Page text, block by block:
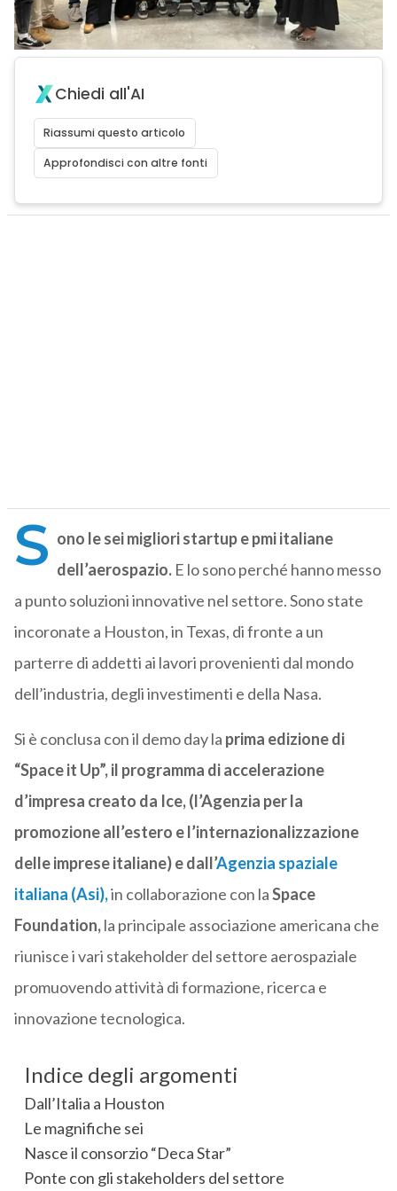
Chiedi all'AI
Riassumi questo articolo
Approfondisci con altre fonti
S ono le sei migliori startup e pmi italiane
dell’aerospazio. E lo sono perché hanno messo
a punto soluzioni innovative nel settore. Sono state
incoronate a Houston, in Texas, di fronte a un
parterre di addetti ai lavori provenienti dal mondo
dell’industria, degli investimenti e della Nasa.
Si è conclusa con il demo day la prima edizione di
“Space it Up”, il programma di accelerazione
d’impresa creato da Ice, (l’Agenzia per la
promozione all’estero e l’internazionalizzazione
delle imprese italiane) e dall’Agenzia spaziale
italiana (Asi),in collaborazione con laSpace
Foundation,la principale associazione americana che
riunisce i vari stakeholder del settore aerospaziale
promuovendo attività di formazione, ricerca e
innovazione tecnologica.
Indice degli argomenti
Dall’Italia a Houston
Le magnifiche sei
Nasce il consorzio “Deca Star”
Ponte con gli stakeholders del settore